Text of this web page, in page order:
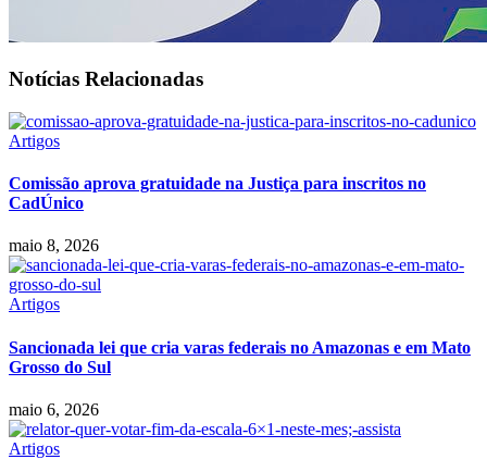
Notícias Relacionadas
Artigos
Comissão aprova gratuidade na Justiça para inscritos no
CadÚnico
maio 8, 2026
Artigos
Sancionada lei que cria varas federais no Amazonas e em Mato
Grosso do Sul
maio 6, 2026
Artigos